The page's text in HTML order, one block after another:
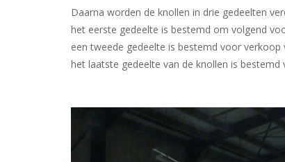
Daarna worden de knollen in drie gedeelten
het eerste gedeelte is bestemd om volgend
een tweede gedeelte is bestemd voor verkoop
het laatste gedeelte van de knollen is